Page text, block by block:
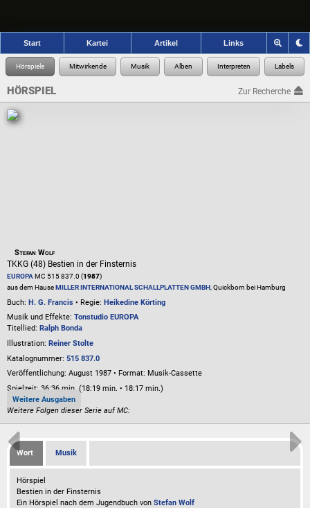
Start Kartei Artikel Links
HÖRSPIEL Zur Recherche
Stefan Wolf
TKKG (48) Bestien in der Finsternis
EUROPAMC 515 837.0 (1987)
aus dem HauseMILLER INTERNATIONAL SCHALLPLATTEN GMBH, Quickborn bei Hamburg
Buch: H. G. Francis • Regie: Heikedine Körting
Musik und Effekte: Tonstudio EUROPA
Titellied: Ralph Bonda
Illustration: Reiner Stolte
Katalognummer: 515 837.0
Veröffentlichung: August 1987 • Format: Musik-Cassette
Spielzeit: 36:36 min. (18:19 min. • 18:17 min.)
Weitere Ausgaben
Weitere Folgen dieser Serie auf MC:
Wort Musik
Hörspiel
Bestien in der Finsternis
Ein Hörspiel nach dem Jugendbuch von Stefan Wolf